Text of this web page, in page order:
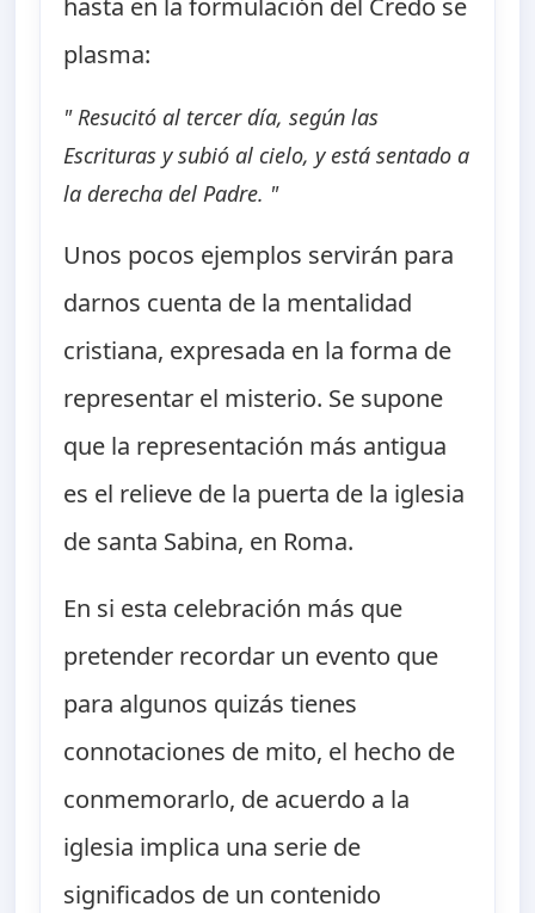
hasta en la formulación del Credo se
plasma:
" Resucitó al tercer día, según las
Escrituras y subió al cielo, y está sentado a
la derecha del Padre. "
Unos pocos ejemplos servirán para
darnos cuenta de la mentalidad
cristiana, expresada en la forma de
representar el misterio. Se supone
que la representación más antigua
es el relieve de la puerta de la iglesia
de santa Sabina, en Roma.
En si esta celebración más que
pretender recordar un evento que
para algunos quizás tienes
connotaciones de mito, el hecho de
conmemorarlo, de acuerdo a la
iglesia implica una serie de
significados de un contenido